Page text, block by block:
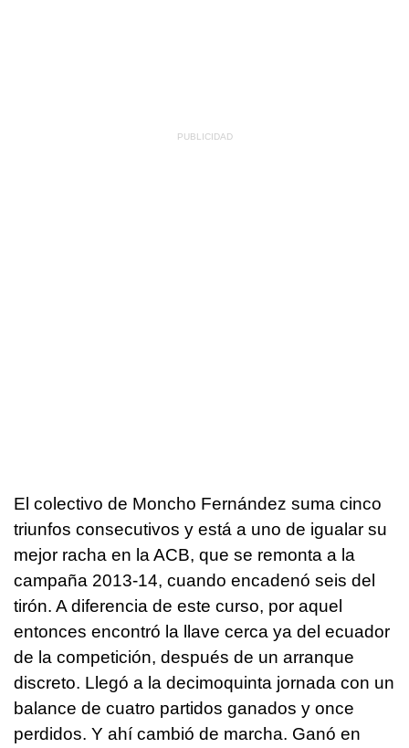
El colectivo de Moncho Fernández suma cinco
triunfos consecutivos y está a uno de igualar su
mejor racha en la ACB, que se remonta a la
campaña 2013-14, cuando encadenó seis del
tirón. A diferencia de este curso, por aquel
entonces encontró la llave cerca ya del ecuador
de la competición, después de un arranque
discreto. Llegó a la decimoquinta jornada con un
balance de cuatro partidos ganados y once
perdidos. Y ahí cambió de marcha. Ganó en